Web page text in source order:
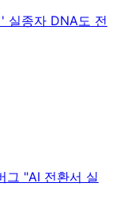
실종자 DNA도 전
그 "AI 전환서 실